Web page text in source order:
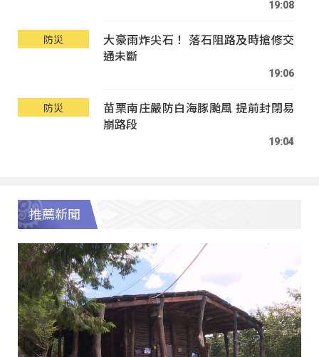
19:08
防災
大豪雨炸尖石！ 落石阻路及時搶修交
通未斷
19:06
防災
苗栗南庄嚴防白海豚颱風 提前封閉易
崩路段
19:04
推薦新聞